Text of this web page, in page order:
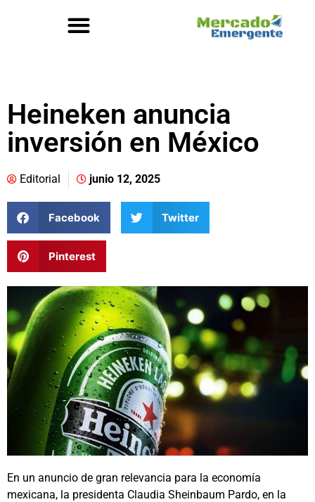
Heineken anuncia
inversión en México
Editorial junio 12, 2025
Facebook Twitter
Pinterest
En un anuncio de gran relevancia para la economía
mexicana, la presidenta Claudia Sheinbaum Pardo, en la